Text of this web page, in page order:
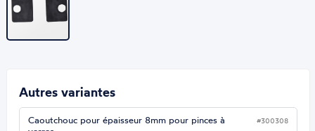
Autres variantes
Caoutchouc pour épaisseur 8mm pour pinces à
#300308